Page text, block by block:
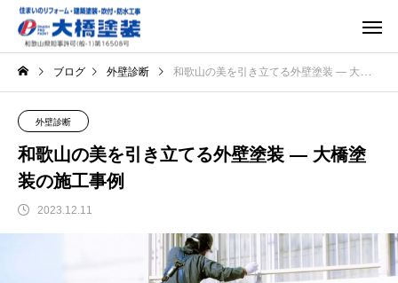
ブログ 外壁診断 和歌山の美を引き立てる外壁塗装 ― 大橋塗装の施工事例
外壁診断
和歌山の美を引き立てる外壁塗装 ― 大橋塗
装の施工事例
2023.12.11